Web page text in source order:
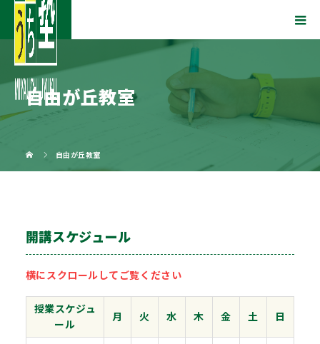
自由が丘教室
自由が丘教室
開講スケジュール
横にスクロールしてご覧ください
授業スケジュ
ール
月 火 水 木 金 土 日